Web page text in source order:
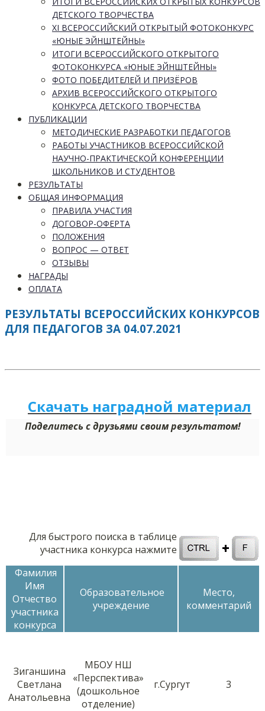
ДЕТСКОГО ТВОРЧЕСТВА
XI ВСЕРОССИЙСКИЙ ОТКРЫТЫЙ ФОТОКОНКУРС
«ЮНЫЕ ЭЙНШТЕЙНЫ»
ИТОГИ ВСЕРОССИЙСКОГО ОТКРЫТОГО
ФОТОКОНКУРСА «ЮНЫЕ ЭЙНШТЕЙНЫ»
ФОТО ПОБЕДИТЕЛЕЙ И ПРИЗЁРОВ
АРХИВ ВСЕРОССИЙСКОГО ОТКРЫТОГО
КОНКУРСА ДЕТСКОГО ТВОРЧЕСТВА
ПУБЛИКАЦИИ
МЕТОДИЧЕСКИЕ РАЗРАБОТКИ ПЕДАГОГОВ
РАБОТЫ УЧАСТНИКОВ ВСЕРОССИЙСКОЙ
НАУЧНО-ПРАКТИЧЕСКОЙ КОНФЕРЕНЦИИ
ШКОЛЬНИКОВ И СТУДЕНТОВ
РЕЗУЛЬТАТЫ
ОБЩАЯ ИНФОРМАЦИЯ
ПРАВИЛА УЧАСТИЯ
ДОГОВОР-ОФЕРТА
ПОЛОЖЕНИЯ
ВОПРОС — ОТВЕТ
ОТЗЫВЫ
НАГРАДЫ
ОПЛАТА
РЕЗУЛЬТАТЫ ВСЕРОССИЙСКИХ КОНКУРСОВ
ДЛЯ ПЕДАГОГОВ ЗА 04.07.2021
Скачать наградной материал
Поделитесь с друзьями своим результатом!
Для быстрого поиска в таблице
участника конкурса нажмите
Фамилия
Имя
Отчество
участника
конкурса
Образовательное
учреждение
Место,
комментарий
Зиганшина
Светлана
Анатольевна
МБОУ НШ
«Перспектива»
(дошкольное
отделение)
г.Сургут 3